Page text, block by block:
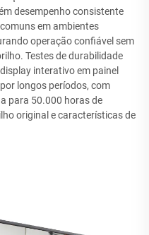
desempenho consistente
em ambientes
operação confiável sem
Testes de durabilidade
interativo em painel
longos períodos, com
para 50.000 horas de
original e características de